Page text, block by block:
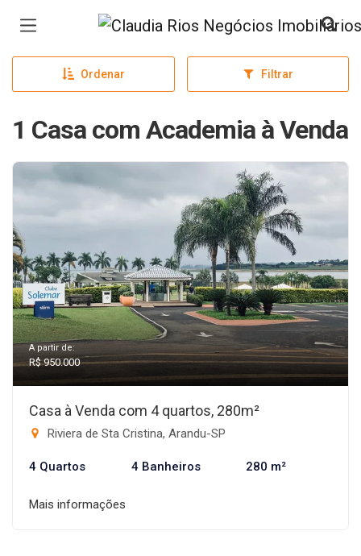
Página inicial
Ordenar Filtrar
1 Casa com Academia à Venda
A partir de:
R$ 950.000
Casa à Venda com 4 quartos, 280m²
Riviera de Sta Cristina, Arandu-SP
4 Quartos 4 Banheiros 280 m²
Mais informações